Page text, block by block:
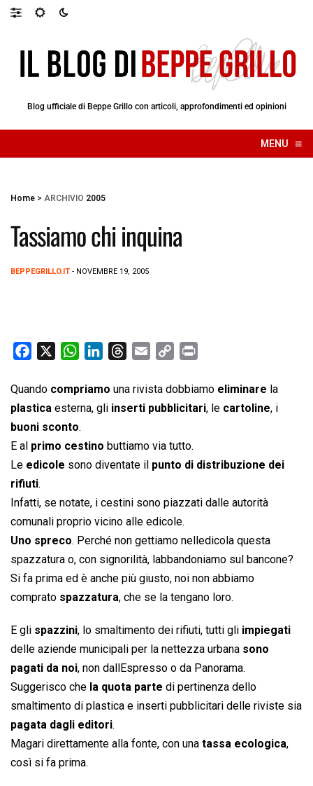
Blog ufficiale di Beppe Grillo con articoli, approfondimenti ed opinioni
MENU ≡
☰
Home > ARCHIVIO 2005
Tassiamo chi inquina
BEPPEGRILLO.IT - NOVEMBRE 19, 2005
c
e
b
o
o
k
W
a
t
A
p
n
k
d
I
r
e
d
s
a
i
p
y
i
n
i
n
Quando compriamo una rivista dobbiamo eliminare la
plastica esterna, gli inserti pubblicitari, le cartoline, i
buoni sconto.
E al primo cestino buttiamo via tutto.
Le edicole sono diventate il punto di distribuzione dei
rifiuti.
Infatti, se notate, i cestini sono piazzati dalle autorità
comunali proprio vicino alle edicole.
Uno spreco. Perché non gettiamo nelledicola questa
spazzatura o, con signorilità, labbandoniamo sul bancone?
Si fa prima ed è anche più giusto, noi non abbiamo
comprato spazzatura, che se la tengano loro.
E gli spazzini, lo smaltimento dei rifiuti, tutti gli impiegati
delle aziende municipali per la nettezza urbana sono
pagati da noi, non dallEspresso o da Panorama.
Suggerisco che la quota parte di pertinenza dello
smaltimento di plastica e inserti pubblicitari delle riviste sia
pagata dagli editori.
Magari direttamente alla fonte, con una tassa ecologica,
così si fa prima.